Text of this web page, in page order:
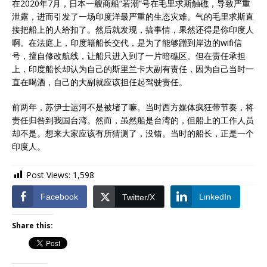
在2020年7月，日本一艘商船“若潮”号在毛里求斯触礁，导致严重
泄露，进而引发了一场印度洋最严重的生态灾难。气的毛里求斯直
接把船上的人给扣了。然后就发现，搞事情，果然还得是你印度人
啊。在法庭上，印度籍船长交代，是为了能够蹭到岸边的wifi信
号，擅自修改航线，让船只进入到了一片暗礁区。但在责任承担
上，印度船长却认为自己的斯里兰卡大副有责任，因为自己当时一
直在喝酒，自己的大副就应该担任起驾驶责任。
前两年，苏伊士运河不是被堵了嘛。当时西方媒体疯狂带节奏，将
责任归咎到我国台湾。然而，虽然船是台湾的，但船上的工作人员
却不是。想来大家应该有所猜测了，没错。当时的船长，正是一个
印度人。
Post Views: 1,598
Facebook Twitter/X LinkedIn
Share this: